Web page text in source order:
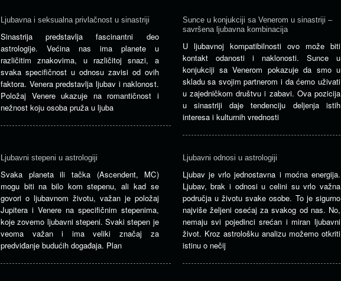
Ljubavna i seksualna privlačnost u sinastriji
Sinastrija predstavlja fascinantni deo
astrologije. Većina nas ima planete u
različitim znakovima, u različitoj snazi, a
svaka specifičnost u odnosu zavisi od ovih
faktora. Venera predstavlja ljubav i naklonost.
Položaj Venere ukazuje na romantičnost i
nežnost koju osoba pruža u ljuba
Sunce u konjukciji sa Venerom u sinastriji –
savršena ljubavna kombinacija
U ljubavnoj kompatibilnosti ovo može biti
kontakt odanosti i naklonosti. Sunce u
konjukciji sa Venerom pokazuje da smo u
skladu sa svojim partnerom i da ćemo uživati
u zajedničkom društvu i zabavi. Ova pozicija
u sinastriji daje tendenciju deljenja istih
interesa i kulturnih vrednosti
Ljubavni stepeni u astrologiji
Svaka planeta ili tačka (Ascendent, MC)
mogu biti na bilo kom stepenu, ali kad se
govori o ljubavnom životu, važan je položaj
Jupitera i Venere na specifičnim stepenima,
koje zovemo ljubavni stepeni. Svaki stepen je
veoma važan i ima veliki značaj za
predviđanje budućih događaja. Plan
Ljubavni odnosi u astrologiji
Ljubav je vrlo jednostavna i moćna energija.
Ljubav, brak i odnosi u celini su vrlo važna
područja u životu svake osobe. To je sigurno
najviše željeni osećaj za svakog od nas. No,
nemaju svi pojedinci srećan i miran ljubavni
život. Kroz astrološku analizu možemo otkriti
istinu o nečij